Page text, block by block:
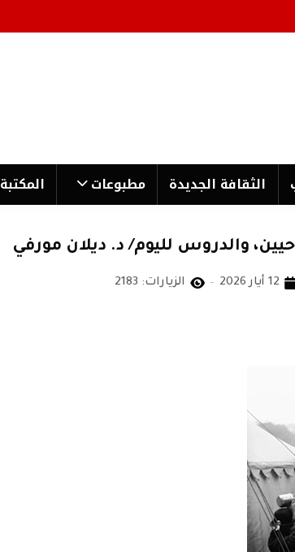
الثقافة الجدیدة مطبوعات المكتبة
12 أيار 2026 الزيارات: 2183